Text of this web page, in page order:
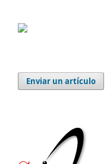
Enviar un artículo